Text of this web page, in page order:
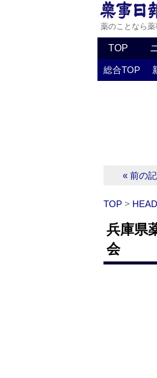
薬のことなら薬
TOP
総合TOP
« 前の
TOP >
兵庫県
会